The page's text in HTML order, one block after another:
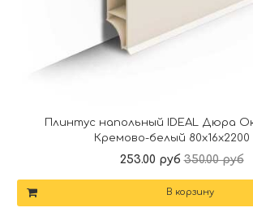
Плинтус напольный IDEAL Дюра
Кремово-белый
253.00 руб 350.00 руб
В корзину